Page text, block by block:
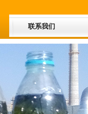
联系我们